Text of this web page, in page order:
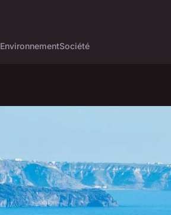
EnvironnementSociété